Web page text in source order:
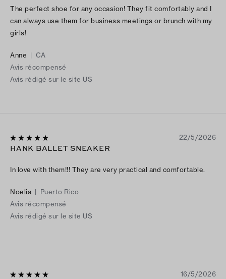
The perfect shoe for any occasion! They fit comfortably and I
can always use them for business meetings or brunch with my
girls!
Anne | CA
Avis récompensé
Avis rédigé sur le site US
22/5/2026
HANK BALLET SNEAKER
In love with them!!! They are very practical and comfortable.
Noelia | Puerto Rico
Avis récompensé
Avis rédigé sur le site US
16/5/2026